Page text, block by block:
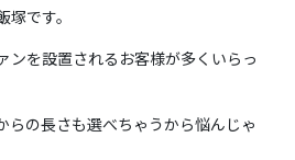
です。
ンを設置されるお客様が多くいらっ
らの長さも選べちゃうから悩んじゃ